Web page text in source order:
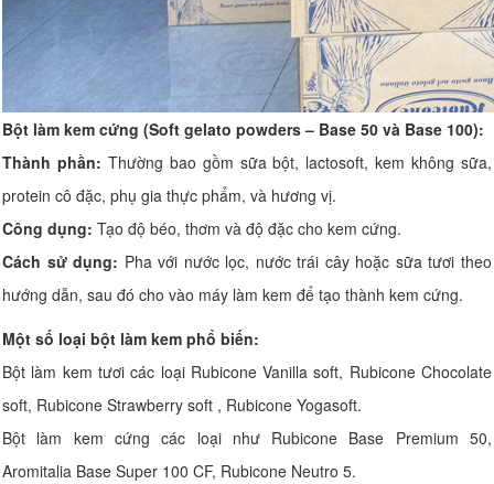
Bột làm kem cứng (Soft gelato powders – Base 50 và Base 100):
Thành phần: Thường bao gồm sữa bột, lactosoft, kem không sữa,
protein cô đặc, phụ gia thực phẩm, và hương vị.
Công dụng: Tạo độ béo, thơm và độ đặc cho kem cứng.
Cách sử dụng: Pha với nước lọc, nước trái cây hoặc sữa tươi theo
hướng dẫn, sau đó cho vào máy làm kem để tạo thành kem cứng.
Một số loại bột làm kem phổ biến:
Bột làm kem tươi các loại Rubicone Vanilla soft, Rubicone Chocolate
soft, Rubicone Strawberry soft , Rubicone Yogasoft.
Bột làm kem cứng các loại như Rubicone Base Premium 50,
Aromitalia Base Super 100 CF, Rubicone Neutro 5.